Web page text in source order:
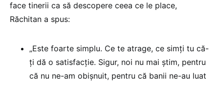
face tinerii ca să descopere ceea ce le place,
Răchitan a spus:
„Este foarte simplu. Ce te atrage, ce simți tu că-
ți dă o satisfacție. Sigur, noi nu mai știm, pentru
că nu ne-am obișnuit, pentru că banii ne-au luat